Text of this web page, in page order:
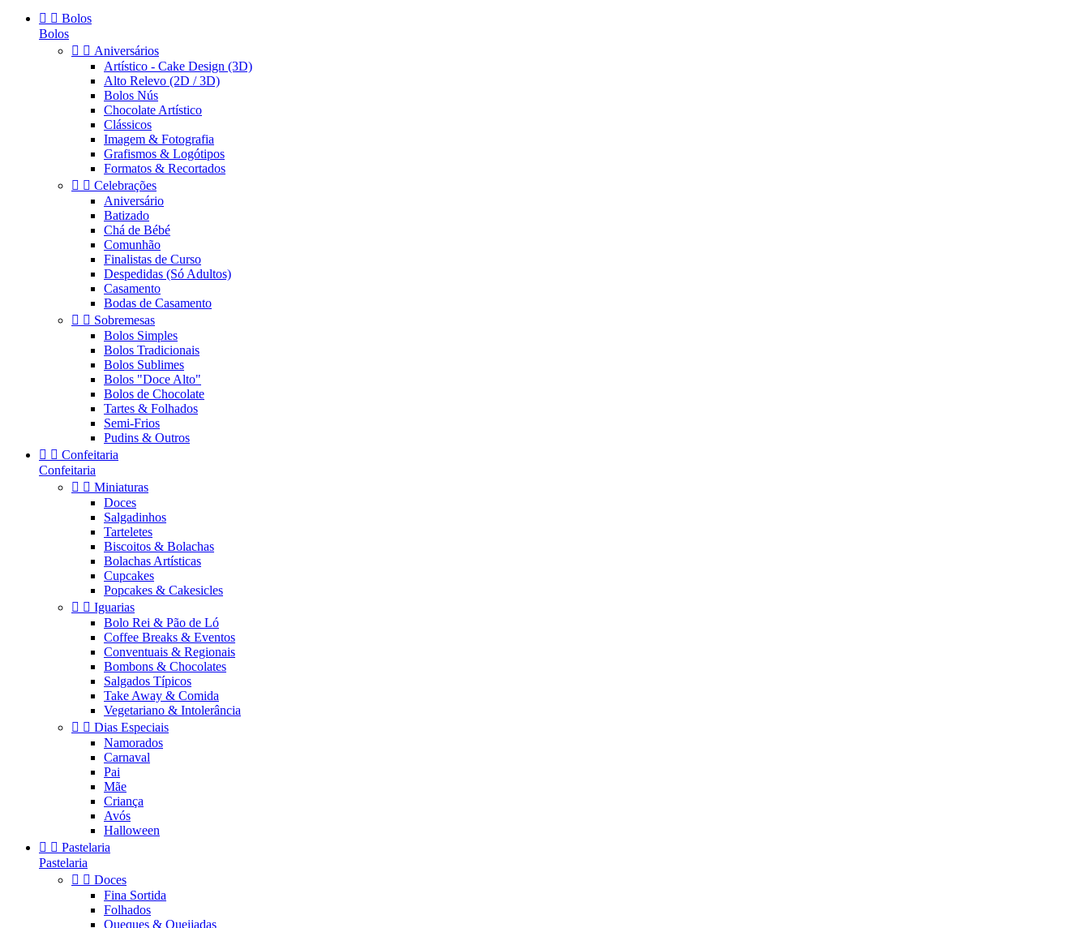
  Bolos
Bolos
  Aniversários
Artístico - Cake Design (3D)
Alto Relevo (2D / 3D)
Bolos Nús
Chocolate Artístico
Clássicos
Imagem & Fotografia
Grafismos & Logótipos
Formatos & Recortados
  Celebrações
Aniversário
Batizado
Chá de Bébé
Comunhão
Finalistas de Curso
Despedidas (Só Adultos)
Casamento
Bodas de Casamento
  Sobremesas
Bolos Simples
Bolos Tradicionais
Bolos Sublimes
Bolos "Doce Alto"
Bolos de Chocolate
Tartes & Folhados
Semi-Frios
Pudins & Outros
  Confeitaria
Confeitaria
  Miniaturas
Doces
Salgadinhos
Tarteletes
Biscoitos & Bolachas
Bolachas Artísticas
Cupcakes
Popcakes & Cakesicles
  Iguarias
Bolo Rei & Pão de Ló
Coffee Breaks & Eventos
Conventuais & Regionais
Bombons & Chocolates
Salgados Típicos
Take Away & Comida
Vegetariano & Intolerância
  Dias Especiais
Namorados
Carnaval
Pai
Mãe
Criança
Avós
Halloween
  Pastelaria
Pastelaria
  Doces
Fina Sortida
Folhados
Queques & Queijadas